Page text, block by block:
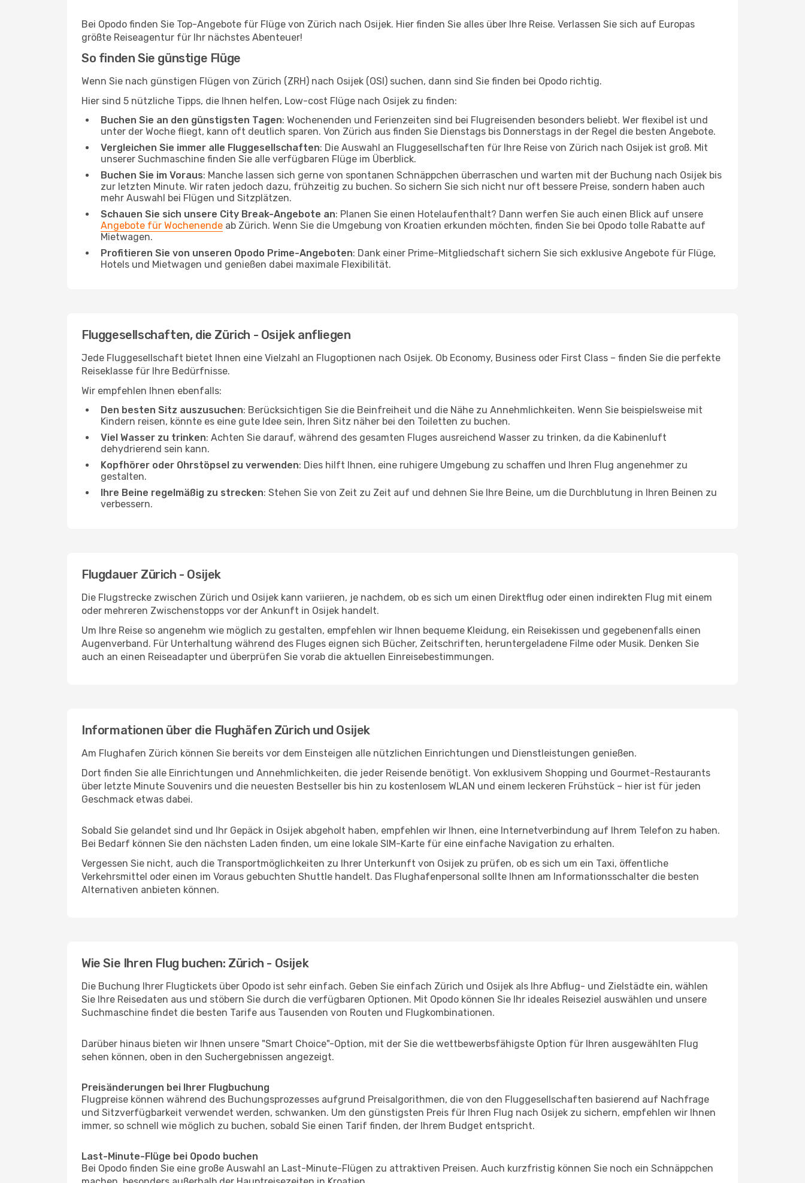
Bei Opodo finden Sie Top-Angebote für Flüge von Zürich nach Osijek. Hier finden Sie alles über Ihre Reise. Verlassen Sie sich auf Europas
größte Reiseagentur für Ihr nächstes Abenteuer!
So finden Sie günstige Flüge
Wenn Sie nach günstigen Flügen von Zürich (ZRH) nach Osijek (OSI) suchen, dann sind Sie finden bei Opodo richtig.
Hier sind 5 nützliche Tipps, die Ihnen helfen, Low-cost Flüge nach Osijek zu finden:
Buchen Sie an den günstigsten Tagen: Wochenenden und Ferienzeiten sind bei Flugreisenden besonders beliebt. Wer flexibel ist und
unter der Woche fliegt, kann oft deutlich sparen. Von Zürich aus finden Sie Dienstags bis Donnerstags in der Regel die besten Angebote.
Vergleichen Sie immer alle Fluggesellschaften: Die Auswahl an Fluggesellschaften für Ihre Reise von Zürich nach Osijek ist groß. Mit
unserer Suchmaschine finden Sie alle verfügbaren Flüge im Überblick.
Buchen Sie im Voraus: Manche lassen sich gerne von spontanen Schnäppchen überraschen und warten mit der Buchung nach Osijek bis
zur letzten Minute. Wir raten jedoch dazu, frühzeitig zu buchen. So sichern Sie sich nicht nur oft bessere Preise, sondern haben auch
mehr Auswahl bei Flügen und Sitzplätzen.
Schauen Sie sich unsere City Break-Angebote an: Planen Sie einen Hotelaufenthalt? Dann werfen Sie auch einen Blick auf unsere
Angebote für Wochenende ab Zürich. Wenn Sie die Umgebung von Kroatien erkunden möchten, finden Sie bei Opodo tolle Rabatte auf
Mietwagen.
Profitieren Sie von unseren Opodo Prime-Angeboten: Dank einer Prime-Mitgliedschaft sichern Sie sich exklusive Angebote für Flüge,
Hotels und Mietwagen und genießen dabei maximale Flexibilität.
Fluggesellschaften, die Zürich - Osijek anfliegen
Jede Fluggesellschaft bietet Ihnen eine Vielzahl an Flugoptionen nach Osijek. Ob Economy, Business oder First Class – finden Sie die perfekte
Reiseklasse für Ihre Bedürfnisse.
Wir empfehlen Ihnen ebenfalls:
Den besten Sitz auszusuchen: Berücksichtigen Sie die Beinfreiheit und die Nähe zu Annehmlichkeiten. Wenn Sie beispielsweise mit
Kindern reisen, könnte es eine gute Idee sein, Ihren Sitz näher bei den Toiletten zu buchen.
Viel Wasser zu trinken: Achten Sie darauf, während des gesamten Fluges ausreichend Wasser zu trinken, da die Kabinenluft
dehydrierend sein kann.
Kopfhörer oder Ohrstöpsel zu verwenden: Dies hilft Ihnen, eine ruhigere Umgebung zu schaffen und Ihren Flug angenehmer zu
gestalten.
Ihre Beine regelmäßig zu strecken: Stehen Sie von Zeit zu Zeit auf und dehnen Sie Ihre Beine, um die Durchblutung in Ihren Beinen zu
verbessern.
Flugdauer Zürich - Osijek
Die Flugstrecke zwischen Zürich und Osijek kann variieren, je nachdem, ob es sich um einen Direktflug oder einen indirekten Flug mit einem
oder mehreren Zwischenstopps vor der Ankunft in Osijek handelt.
Um Ihre Reise so angenehm wie möglich zu gestalten, empfehlen wir Ihnen bequeme Kleidung, ein Reisekissen und gegebenenfalls einen
Augenverband. Für Unterhaltung während des Fluges eignen sich Bücher, Zeitschriften, heruntergeladene Filme oder Musik. Denken Sie
auch an einen Reiseadapter und überprüfen Sie vorab die aktuellen Einreisebestimmungen.
Informationen über die Flughäfen Zürich und Osijek
Am Flughafen Zürich können Sie bereits vor dem Einsteigen alle nützlichen Einrichtungen und Dienstleistungen genießen.
Dort finden Sie alle Einrichtungen und Annehmlichkeiten, die jeder Reisende benötigt. Von exklusivem Shopping und Gourmet-Restaurants
über letzte Minute Souvenirs und die neuesten Bestseller bis hin zu kostenlosem WLAN und einem leckeren Frühstück – hier ist für jeden
Geschmack etwas dabei.
Sobald Sie gelandet sind und Ihr Gepäck in Osijek abgeholt haben, empfehlen wir Ihnen, eine Internetverbindung auf Ihrem Telefon zu haben.
Bei Bedarf können Sie den nächsten Laden finden, um eine lokale SIM-Karte für eine einfache Navigation zu erhalten.
Vergessen Sie nicht, auch die Transportmöglichkeiten zu Ihrer Unterkunft von Osijek zu prüfen, ob es sich um ein Taxi, öffentliche
Verkehrsmittel oder einen im Voraus gebuchten Shuttle handelt. Das Flughafenpersonal sollte Ihnen am Informationsschalter die besten
Alternativen anbieten können.
Wie Sie Ihren Flug buchen: Zürich - Osijek
Die Buchung Ihrer Flugtickets über Opodo ist sehr einfach. Geben Sie einfach Zürich und Osijek als Ihre Abflug- und Zielstädte ein, wählen
Sie Ihre Reisedaten aus und stöbern Sie durch die verfügbaren Optionen. Mit Opodo können Sie Ihr ideales Reiseziel auswählen und unsere
Suchmaschine findet die besten Tarife aus Tausenden von Routen und Flugkombinationen.
Darüber hinaus bieten wir Ihnen unsere "Smart Choice"-Option, mit der Sie die wettbewerbsfähigste Option für Ihren ausgewählten Flug
sehen können, oben in den Suchergebnissen angezeigt.
Preisänderungen bei Ihrer Flugbuchung
Flugpreise können während des Buchungsprozesses aufgrund Preisalgorithmen, die von den Fluggesellschaften basierend auf Nachfrage
und Sitzverfügbarkeit verwendet werden, schwanken. Um den günstigsten Preis für Ihren Flug nach Osijek zu sichern, empfehlen wir Ihnen
immer, so schnell wie möglich zu buchen, sobald Sie einen Tarif finden, der Ihrem Budget entspricht.
Last-Minute-Flüge bei Opodo buchen
Bei Opodo finden Sie eine große Auswahl an Last-Minute-Flügen zu attraktiven Preisen. Auch kurzfristig können Sie noch ein Schnäppchen